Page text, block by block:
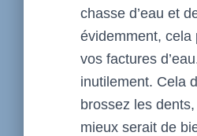
chasse d’eau et
évidemment, cela
vos factures
inutilement. Cela
brossez les
mieux serait de